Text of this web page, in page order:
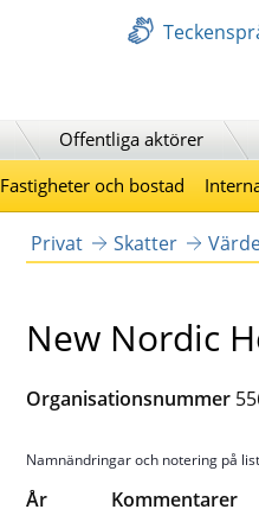
Offentliga aktörer
Fastigheter och bostad
Privat Skatter
New Nordic
Organisationsnummer
Namnändringar och notering på
År
Kommentarer